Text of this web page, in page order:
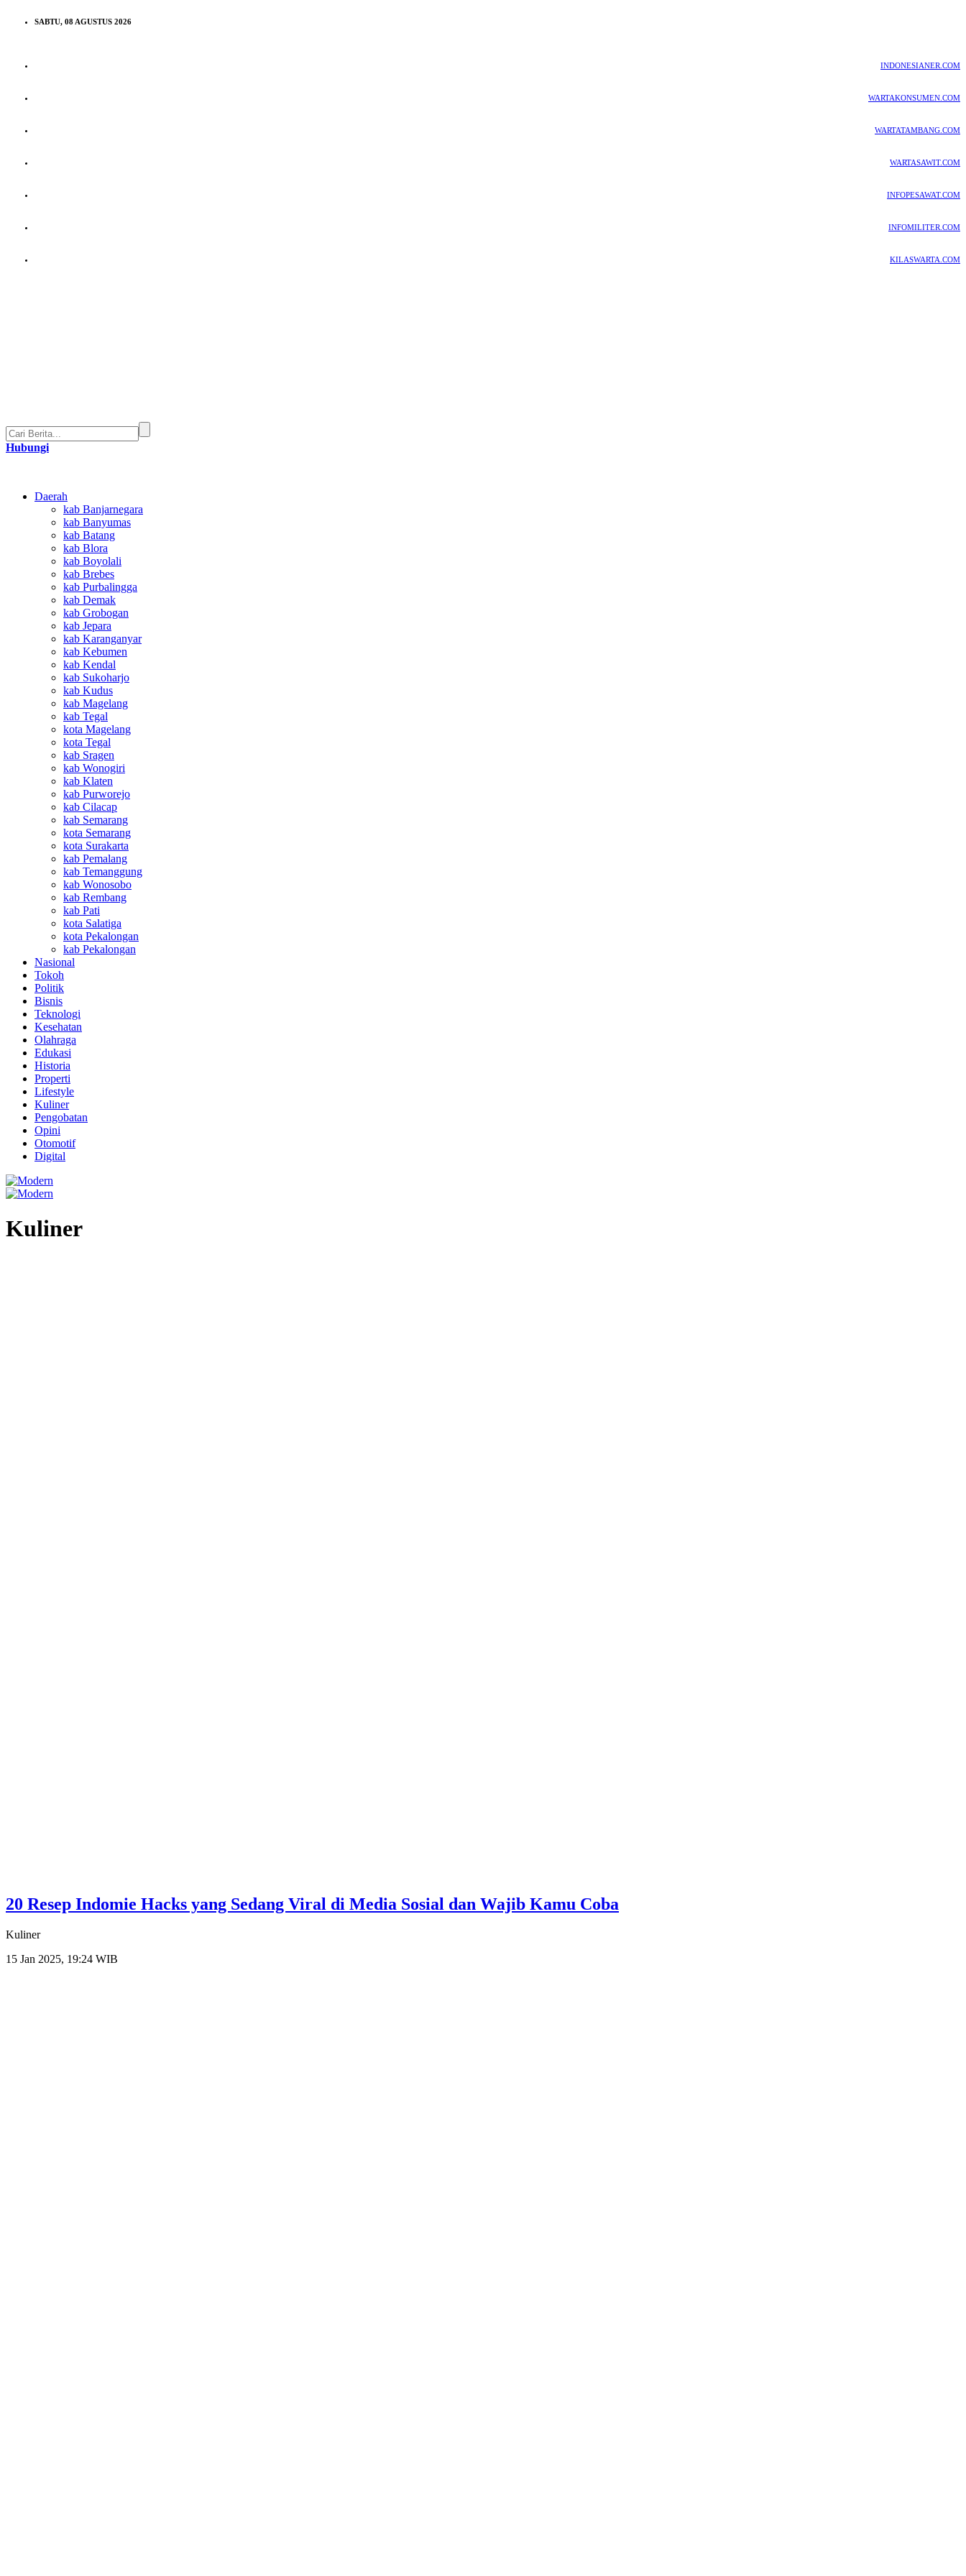
SABTU, 08 AGUSTUS 2026
INDONESIANER.COM
WARTAKONSUMEN.COM
WARTATAMBANG.COM
WARTASAWIT.COM
INFOPESAWAT.COM
INFOMILITER.COM
KILASWARTA.COM
Hubungi
Daerah
kab Banjarnegara
kab Banyumas
kab Batang
kab Blora
kab Boyolali
kab Brebes
kab Purbalingga
kab Demak
kab Grobogan
kab Jepara
kab Karanganyar
kab Kebumen
kab Kendal
kab Sukoharjo
kab Kudus
kab Magelang
kab Tegal
kota Magelang
kota Tegal
kab Sragen
kab Wonogiri
kab Klaten
kab Purworejo
kab Cilacap
kab Semarang
kota Semarang
kota Surakarta
kab Pemalang
kab Temanggung
kab Wonosobo
kab Rembang
kab Pati
kota Salatiga
kota Pekalongan
kab Pekalongan
Nasional
Tokoh
Politik
Bisnis
Teknologi
Kesehatan
Olahraga
Edukasi
Historia
Properti
Lifestyle
Kuliner
Pengobatan
Opini
Otomotif
Digital
Kuliner
20 Resep Indomie Hacks yang Sedang Viral di Media Sosial dan Wajib Kamu Coba
Kuliner
15 Jan 2025, 19:24 WIB